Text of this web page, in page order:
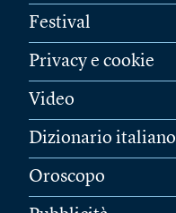
Festival
Privacy e cookie
Video
Dizionario italiano
Oroscopo